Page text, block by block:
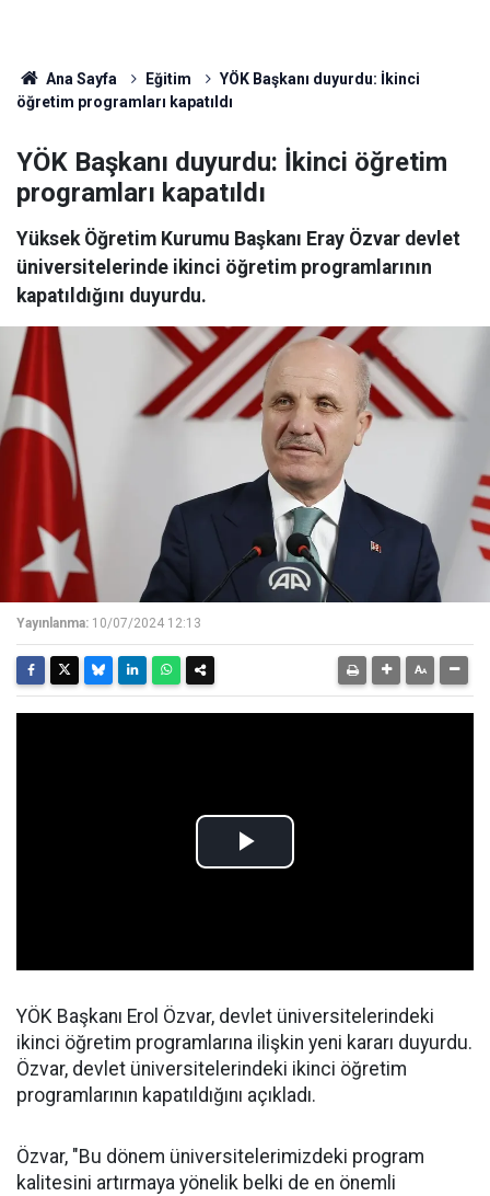
Ana Sayfa Eğitim
YÖK Başkanı duyurdu: İkinci
öğretim programları kapatıldı
YÖK Başkanı duyurdu: İkinci öğretim
programları kapatıldı
Yüksek Öğretim Kurumu Başkanı Eray Özvar devlet
üniversitelerinde ikinci öğretim programlarının
kapatıldığını duyurdu.
Yayınlanma: 10/07/2024 12:13
YÖK Başkanı Erol Özvar, devlet üniversitelerindeki
ikinci öğretim programlarına ilişkin yeni kararı duyurdu.
Özvar, devlet üniversitelerindeki ikinci öğretim
programlarının kapatıldığını açıkladı.
Özvar, "Bu dönem üniversitelerimizdeki program
kalitesini artırmaya yönelik belki de en önemli